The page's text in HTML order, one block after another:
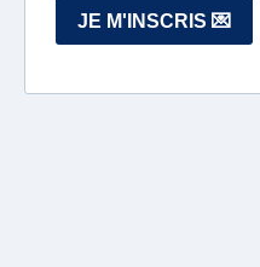
JE M'INSCRIS 💌